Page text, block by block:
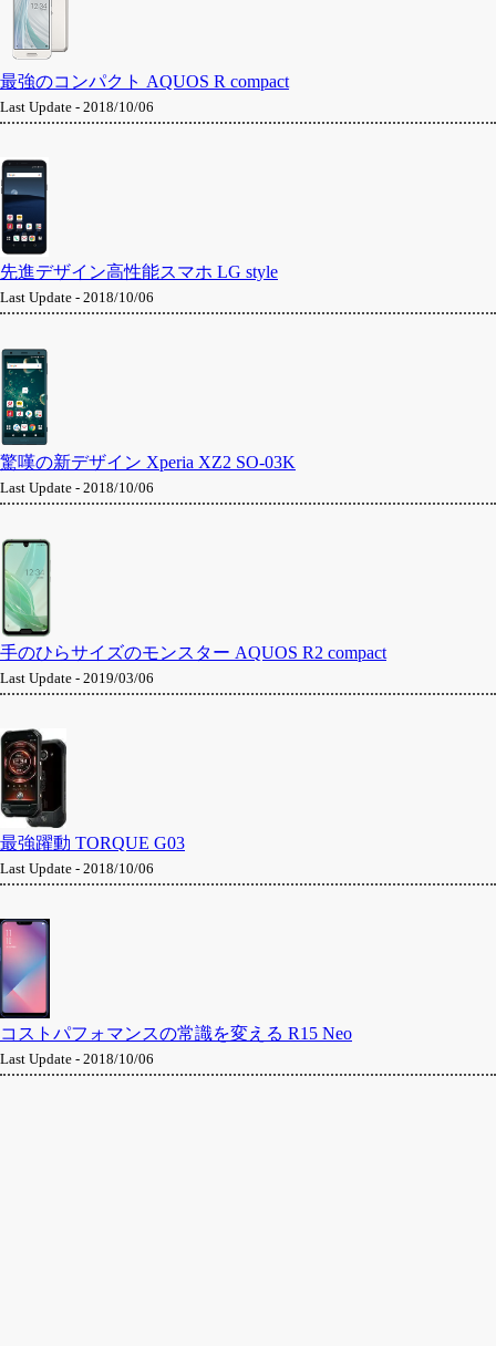
最強のコンパクト AQUOS R compact
Last Update - 2018/10/06
先進デザイン高性能スマホ LG style
Last Update - 2018/10/06
驚嘆の新デザイン Xperia XZ2 SO-03K
Last Update - 2018/10/06
手のひらサイズのモンスター AQUOS R2 compact
Last Update - 2019/03/06
最強躍動 TORQUE G03
Last Update - 2018/10/06
コストパフォマンスの常識を変える R15 Neo
Last Update - 2018/10/06